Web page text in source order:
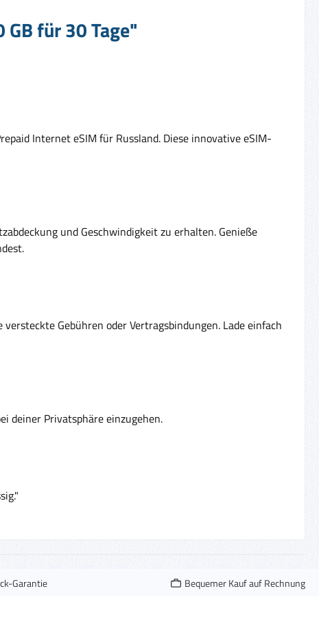
für 30 Tage"
Internet eSIM für Russland. Diese innovative eSIM-
und Geschwindigkeit zu erhalten. Genieße
Gebühren oder Vertragsbindungen. Lade einfach
deiner Privatsphäre einzugehen.
Garantie Bequemer Kauf auf Rechnung